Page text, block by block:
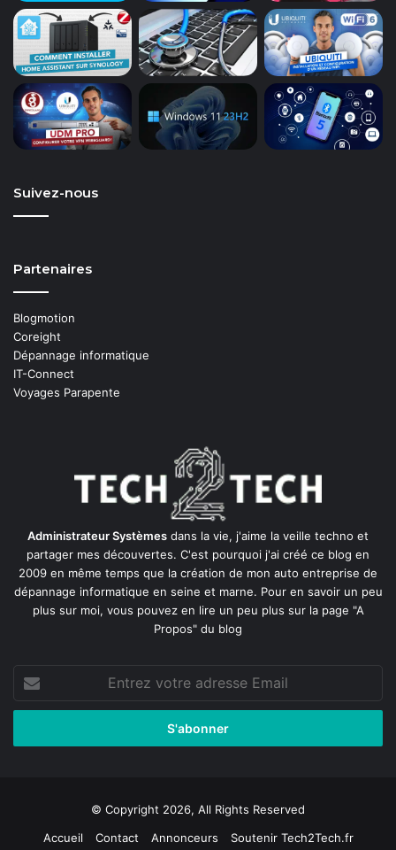
Suivez-nous
Partenaires
Blogmotion
Coreight
Dépannage informatique
IT-Connect
Voyages Parapente
Administrateur Systèmes dans la vie, j'aime la veille techno et
partager mes découvertes. C'est pourquoi j'ai créé ce blog en
2009 en même temps que la création de mon auto entreprise de
dépannage informatique en seine et marne. Pour en savoir un peu
plus sur moi, vous pouvez en lire un peu plus sur la page "A
Propos" du blog
Entrez
votre
adresse
© Copyright 2026, All Rights Reserved
Accueil
Contact Annonceurs Soutenir Tech2Tech.fr